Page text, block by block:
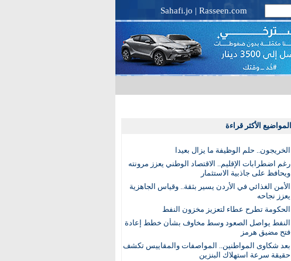
Sahafi.jo | Rasseen.com
المواضيع الأكثر قراءة
الخريجون.. حلم الوظيفة ما يزال بعيدا
رغم اضطرابات الإقليم.. الاقتصاد الوطني يعزز مرونته
ويحافظ على جاذبية الاستثمار
الأمن الغذائي في الأردن يسير بثقة.. وقياس الجاهزية
يعزز نجاحه
الحكومة تطرح عطاء لتعزيز مخزون النفط
النفط يواصل الصعود وسط مخاوف بشأن خطط إعادة
فتح مضيق هرمز
بعد شكاوى المواطنين.. المواصفات والمقاييس تكشف
حقيقة سرعة استهلاك البنزين